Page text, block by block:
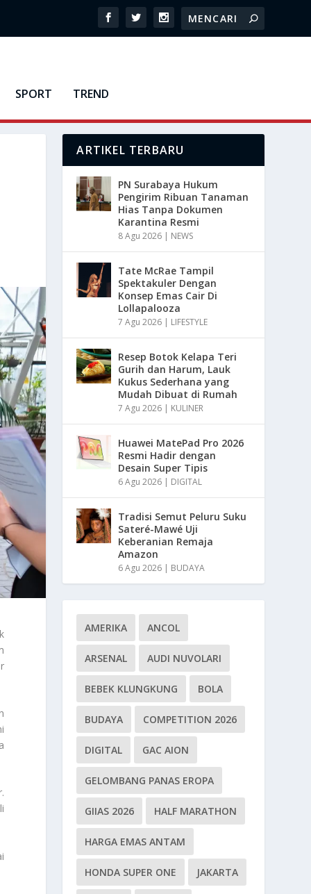
SPORT TREND
ARTIKEL TERBARU
PN Surabaya Hukum
Pengirim Ribuan Tanaman
Hias Tanpa Dokumen
Karantina Resmi
8 Agu 2026 | NEWS
Tate McRae Tampil
Spektakuler Dengan
Konsep Emas Cair Di
Lollapalooza
7 Agu 2026 | LIFESTYLE
Resep Botok Kelapa Teri
Gurih dan Harum, Lauk
Kukus Sederhana yang
Mudah Dibuat di Rumah
7 Agu 2026 | KULINER
Huawei MatePad Pro 2026
Resmi Hadir dengan
Desain Super Tipis
6 Agu 2026 | DIGITAL
Tradisi Semut Peluru Suku
Sateré-Mawé Uji
Keberanian Remaja
Amazon
6 Agu 2026 | BUDAYA
AMERIKA ANCOL
ARSENAL AUDI NUVOLARI
BEBEK KLUNGKUNG BOLA
BUDAYA COMPETITION 2026
DIGITAL GAC AION
GELOMBANG PANAS EROPA
GIIAS 2026 HALF MARATHON
HARGA EMAS ANTAM
HONDA SUPER ONE JAKARTA